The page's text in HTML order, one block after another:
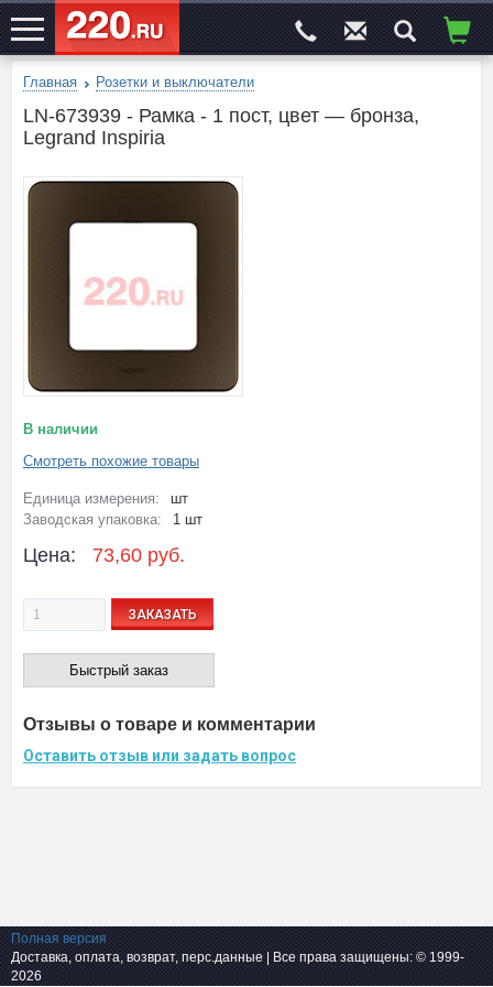
ЭЛЕКТРОСАЙТ№1
Главная Розетки и выключатели
LN-673939 - Рамка - 1 пост, цвет — бронза,
Legrand Inspiria
В наличии
Смотреть похожие товары
Единица измерения:
шт
Заводская упаковка:
1 шт
Цена: 73,60 руб.
ЗАКАЗАТЬ
Быстрый заказ
Отзывы о товаре и комментарии
Оставить отзыв или задать вопрос
Полная версия
Доставка, оплата, возврат, перс.данные | Все права защищены: © 1999-
2026